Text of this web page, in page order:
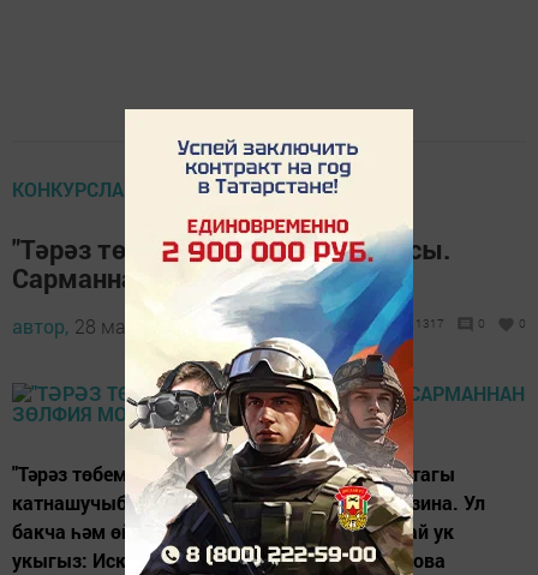
КОНКУРСЛАР ҺӘМ АКЦИЯЛӘР
"Тәрәз төбем – исле гөл" конкурсы.
Сарманнан Зөлфия Мортазина
автор, 28 март 2017 - 06:24 1317 0 0
"Тәрәз төбем - исле гөл" конкурсында чираттагы
катнашучыбыз - Сарманнан Зөлфия Мортазина. Ул
бакча һәм өй гөлләре үстерергә ярата. Шулай ук
укыгыз: Иске Минзәләбаштан Резидә Вахитова